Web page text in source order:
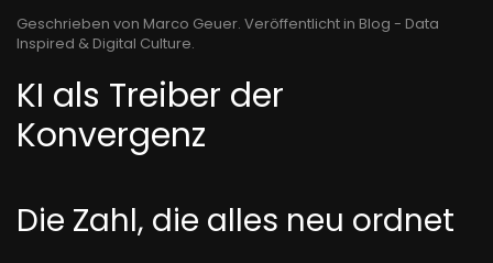
Geschrieben von Marco Geuer. Veröffentlicht in Blog - Data
Inspired & Digital Culture.
KI als Treiber der
Konvergenz
Die Zahl, die alles neu ordnet